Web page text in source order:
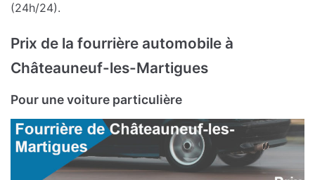
(24h/24).
Prix de la fourrière automobile à
Châteauneuf-les-Martigues
Pour une voiture particulière